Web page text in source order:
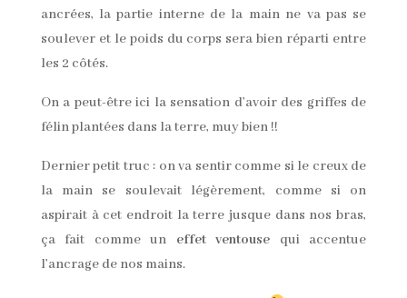
ancrées, la partie interne de la main ne va pas se
soulever et le poids du corps sera bien réparti entre
les 2 côtés.
On a peut-être ici la sensation d’avoir des griffes de
félin plantées dans la terre, muy bien !!
Dernier petit truc : on va sentir comme si le creux de
la main se soulevait légèrement, comme si on
aspirait à cet endroit la terre jusque dans nos bras,
ça fait comme un effet ventouse qui accentue
l’ancrage de nos mains.